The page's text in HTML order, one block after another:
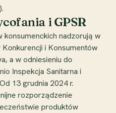
i GPSR
nadzorują w
i Konsumentów
a w odniesieniu do
Inspekcja Sanitarna i
13 grudnia 2024 r.
rozporządzenie
produktów